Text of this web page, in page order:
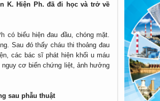
K. Hiện Ph. đã đi học và trở về
có biểu hiện đau đầu, chóng mặt.
Sau đó thấy cháu thi thoảng đau
các bác sĩ phát hiện khối u máu
cơ biến chứng liệt, ảnh hưởng
sau phẫu thuật